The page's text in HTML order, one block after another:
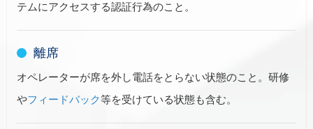
テムにアクセスする認証行為のこと。
離席
オペレーターが席を外し電話をとらない状態のこと。研修
やフィードバック等を受けている状態も含む。